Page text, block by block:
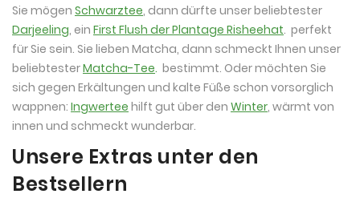
Sie mögen Schwarztee, dann dürfte unser beliebtester
Darjeeling, ein First Flush der Plantage Risheehat. perfekt
für Sie sein. Sie lieben Matcha, dann schmeckt Ihnen unser
beliebtesterMatcha-Tee. bestimmt. Oder möchten Sie
sich gegen Erkältungen und kalte Füße schon vorsorglich
wappnen: Ingwertee hilft gut über den Winter, wärmt von
innen und schmeckt wunderbar.
Unsere Extras unter den
Bestsellern